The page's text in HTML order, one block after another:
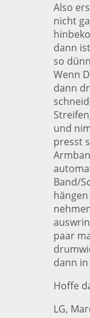
Also
nicht
dann
so
Wenn
dann
und
presst
Band/
paar
dann in
Hoffe
LG,